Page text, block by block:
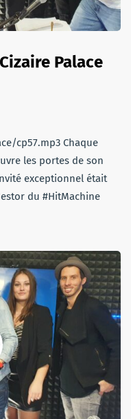
Palace
cp57.mp3 Chaque
les portes de son
exceptionnel était
du #HitMachine